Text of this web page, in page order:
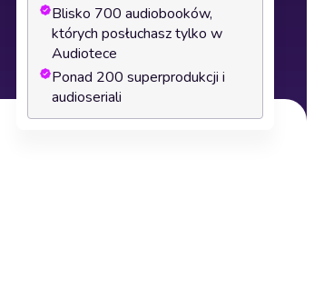
Blisko 700 audiobooków,
których posłuchasz tylko w
Audiotece
Ponad 200 superprodukcji i
audioseriali